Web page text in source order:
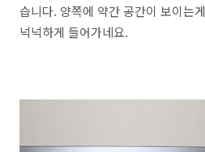
습니다. 양쪽에 약간 공간이 보이는
넉넉하게 들어가네요.